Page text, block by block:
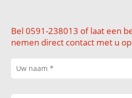
Bel 0591-238013 of laat een
nemen direct contact met u